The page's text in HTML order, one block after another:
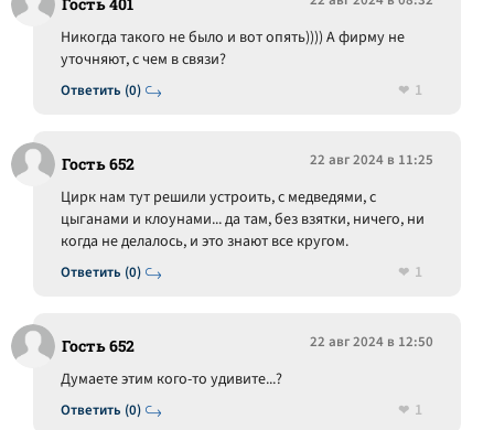
Ответить (0)
Никогда такого не было и вот опять)))) А фирму не
уточняют, с чем в связи?
1
Гость 652 22 авг 2024 в 11:25
Ответить (0)
Цирк нам тут решили устроить, с медведями, с
цыганами и клоунами... да там, без взятки, ничего, ни
когда не делалось, и это знают все кругом.
1
Гость 652 22 авг 2024 в 12:50
Ответить (0)
Думаете этим кого-то удивите...?
1